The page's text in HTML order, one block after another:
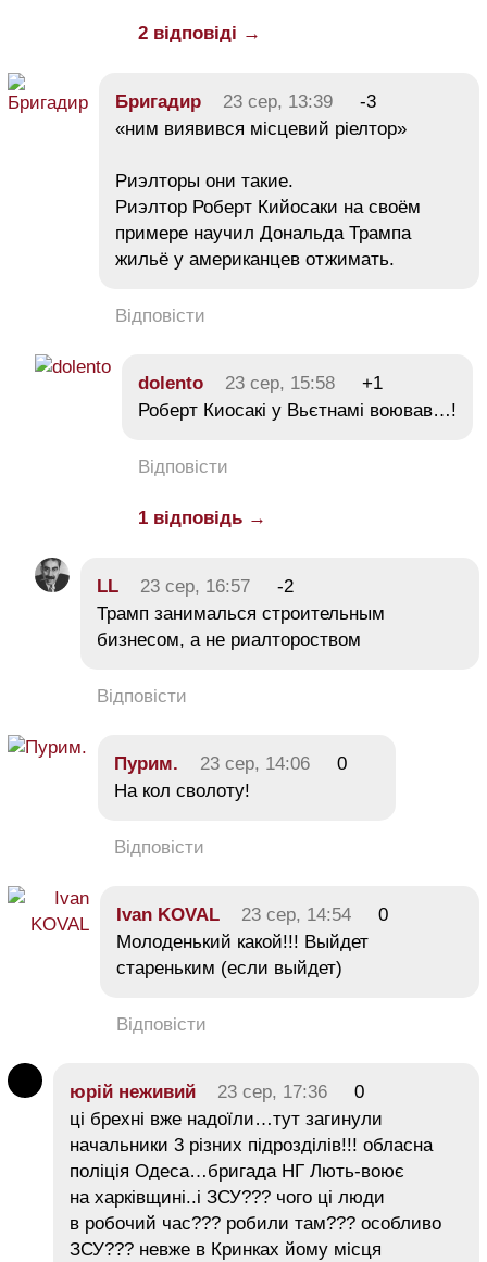
2 відповіді →
Бригадир 23 сер, 13:39
-3
«ним виявився місцевий ріелтор»
Риэлторы они такие.
Риэлтор Роберт Кийосаки на своём
примере научил Дональда Трампа
жильё у американцев отжимать.
Відповісти
dolento 23 сер, 15:58
+1
Роберт Киосакі у Вьєтнамі воював…!
Відповісти
1 відповідь →
LL 23 сер, 16:57
-2
Трамп занималься строительным
бизнесом, а не риалтороством
Відповісти
Пурим. 23 сер, 14:06
0
На кол сволоту!
Відповісти
Ivan KOVAL 23 сер, 14:54
0
Молоденький какой!!! Выйдет
стареньким (если выйдет)
Відповісти
юрій неживий 23 сер, 17:36
0
ці брехні вже надоїли…тут загинули
начальники 3 різних підрозділів!!! обласна
поліція Одеса…бригада НГ Лють-воює
на харківщині..і ЗСУ??? чого ці люди
в робочий час??? робили там??? особливо
ЗСУ??? невже в Кринках йому місця